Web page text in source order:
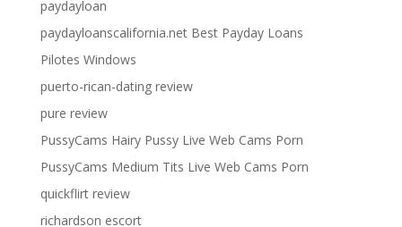
paydayloan
paydayloanscalifornia.net Best Payday Loans
Pilotes Windows
puerto-rican-dating review
pure review
PussyCams Hairy Pussy Live Web Cams Porn
PussyCams Medium Tits Live Web Cams Porn
quickflirt review
richardson escort